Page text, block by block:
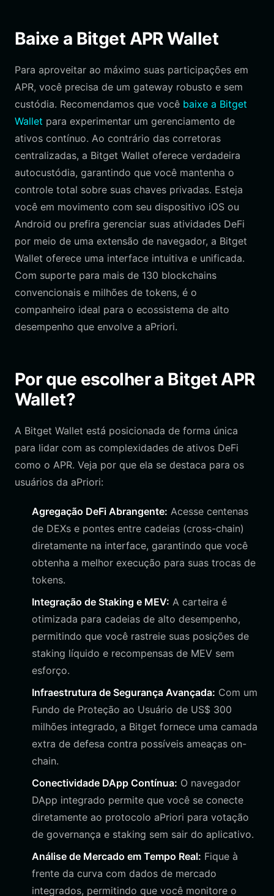
Baixe a Bitget APR Wallet
Para aproveitar ao máximo suas participações em
APR, você precisa de um gateway robusto e sem
custódia. Recomendamos que você baixe a Bitget
Wallet para experimentar um gerenciamento de
ativos contínuo. Ao contrário das corretoras
centralizadas, a Bitget Wallet oferece verdadeira
autocustódia, garantindo que você mantenha o
controle total sobre suas chaves privadas. Esteja
você em movimento com seu dispositivo iOS ou
Android ou prefira gerenciar suas atividades DeFi
por meio de uma extensão de navegador, a Bitget
Wallet oferece uma interface intuitiva e unificada.
Com suporte para mais de 130 blockchains
convencionais e milhões de tokens, é o
companheiro ideal para o ecossistema de alto
desempenho que envolve a aPriori.
Por que escolher a Bitget APR
Wallet?
A Bitget Wallet está posicionada de forma única
para lidar com as complexidades de ativos DeFi
como o APR. Veja por que ela se destaca para os
usuários da aPriori:
Agregação DeFi Abrangente: Acesse centenas
de DEXs e pontes entre cadeias (cross-chain)
diretamente na interface, garantindo que você
obtenha a melhor execução para suas trocas de
tokens.
Integração de Staking e MEV: A carteira é
otimizada para cadeias de alto desempenho,
permitindo que você rastreie suas posições de
staking líquido e recompensas de MEV sem
esforço.
Infraestrutura de Segurança Avançada: Com um
Fundo de Proteção ao Usuário de US$ 300
milhões integrado, a Bitget fornece uma camada
extra de defesa contra possíveis ameaças on-
chain.
Conectividade DApp Contínua: O navegador
DApp integrado permite que você se conecte
diretamente ao protocolo aPriori para votação
de governança e staking sem sair do aplicativo.
Análise de Mercado em Tempo Real: Fique à
frente da curva com dados de mercado
integrados, permitindo que você monitore o